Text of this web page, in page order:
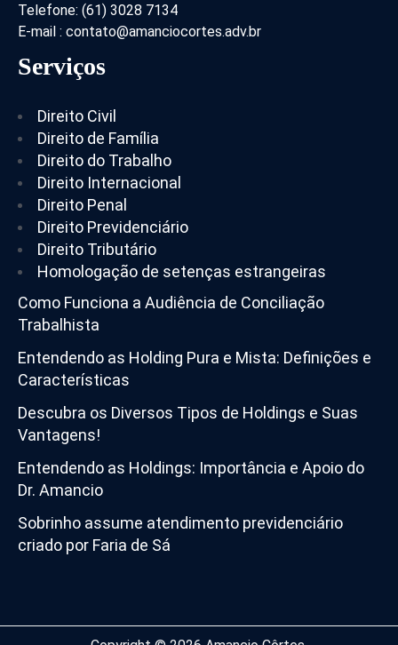
Telefone: (61) 3028 7134
E-mail : contato@amanciocortes.adv.br
Serviços
Direito Civil
Direito de Família
Direito do Trabalho
Direito Internacional
Direito Penal
Direito Previdenciário
Direito Tributário
Homologação de setenças estrangeiras
Como Funciona a Audiência de Conciliação
Trabalhista
Entendendo as Holding Pura e Mista: Definições e
Características
Descubra os Diversos Tipos de Holdings e Suas
Vantagens!
Entendendo as Holdings: Importância e Apoio do
Dr. Amancio
Sobrinho assume atendimento previdenciário
criado por Faria de Sá